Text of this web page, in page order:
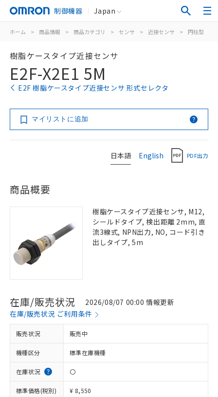
制御機器 Japan
ホーム > 商品情報 > 商品カテゴリ > センサ > 近接センサ > 円柱型
樹脂ケースタイプ近接センサ
E2F-X2E1 5M
E2F 樹脂ケースタイプ近接センサ 形式セレクタ
マイリストに追加
日本語 English PDF出力
商品概要
樹脂ケースタイプ近接センサ, M12,
シールドタイプ, 検出距離 2mm, 直
流3線式, NPN出力, NO, コード引き
出しタイプ, 5m
在庫/販売状況
2026/08/07 00:00 情報更新
在庫/販売状況 ご利用条件
販売状況 販売中
機種区分 標準在庫機種
在庫状況 〇
標準価格(税別) ¥ 8,550